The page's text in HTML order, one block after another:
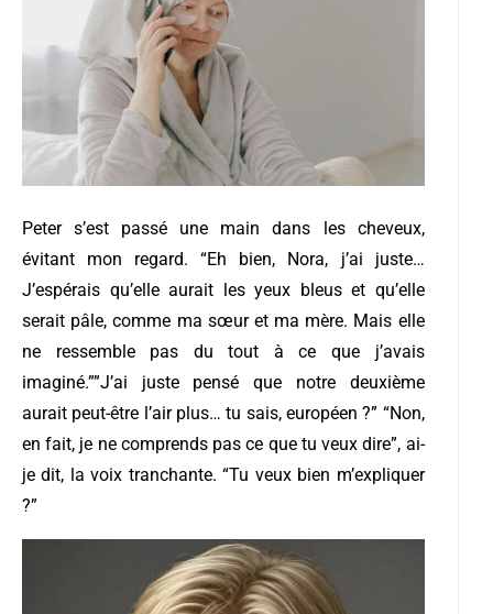
Peter s’est passé une main dans les cheveux,
évitant mon regard. “Eh bien, Nora, j’ai juste…
J’espérais qu’elle aurait les yeux bleus et qu’elle
serait pâle, comme ma sœur et ma mère. Mais elle
ne ressemble pas du tout à ce que j’avais
imaginé.””J’ai juste pensé que notre deuxième
aurait peut-être l’air plus… tu sais, européen ?” “Non,
en fait, je ne comprends pas ce que tu veux dire”, ai-
je dit, la voix tranchante. “Tu veux bien m’expliquer
?”